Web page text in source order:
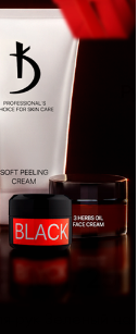
Укр
для рук
250
Зеленый